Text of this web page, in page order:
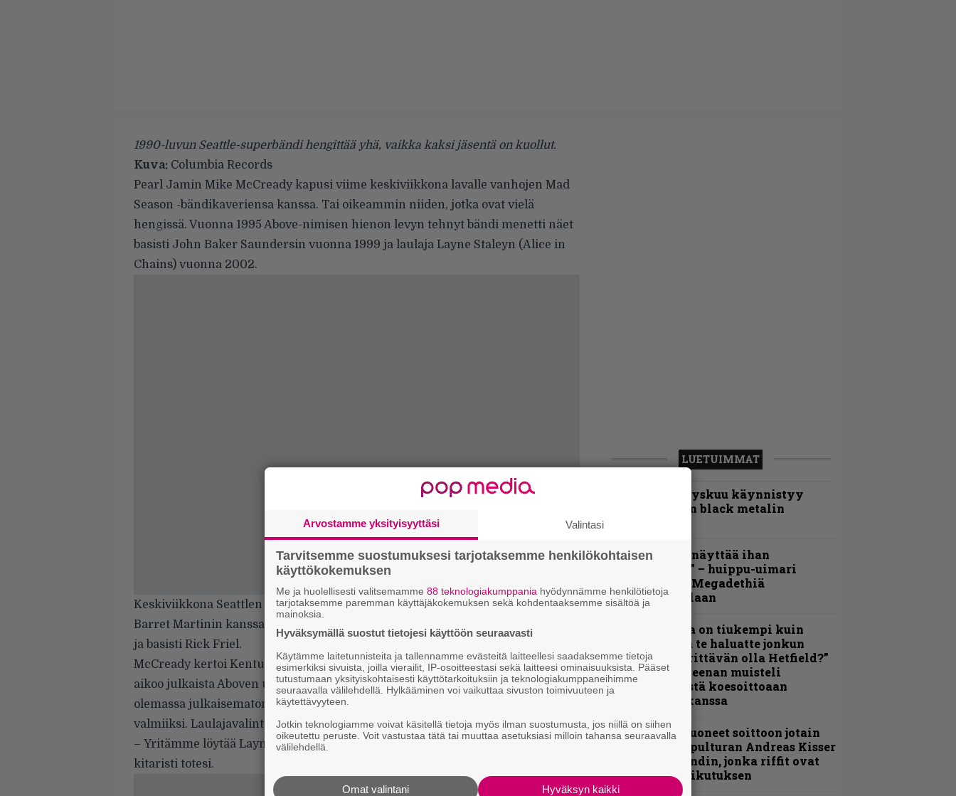
1990-luvun Seattle-superbändi hengittää yhä, vaikka kaksi jäsentä on kuollut.
Kuva: Columbia Records
Pearl Jamin Mike McCready kapusi viime keskiviikkona lavalle vanhojen Mad
Season -bändikaveriensa kanssa. Tai oikeammin niiden, jotka ovat vielä
hengissä. Vuonna 1995 Above-nimisen hienon levyn tehnyt bändi menetti näet
basisti John Baker Saundersin vuonna 1999 ja laulaja Layne Staleyn (Alice in
Chains) vuonna 2002.
Keskiviikkona Seattlen Showboxissa nähtiin McCreadyn jaScreaming Treesin
Barret Martinin kanssa Duff McKagan’s Loadedissa vetänyt laulaja Jeff Rouse
ja basisti Rick Friel.
McCready kertoi Kentuckylaisen radioaseman haastattelussa, että Mad Season
aikoo julkaista Aboven uusiksi tässä kohtapuoliin ja myös livelevyn. On myös
olemassa julkaisematonta materiaalia, jonka McCready haluaisi saattaa
valmiiksi. Laulajavalinta vaan on aika kova ongelma.
– Yritämme löytää Laynen kaliberin laulajia, jotka tekisivät biiseille oikeutta,
kitaristi totesi.
LUETUIMMAT
Espoon syyskuu käynnistyy
kotimaisen black metalin
”Mitalini näyttää ihan
plektralta” – huippu-uimari
jamittelee Megadethiä
palkinnollaan
”Metallica on tiukempi kuin
koskaan ja te haluatte jonkun
nulikan yrittävän olla Hetfield?”
– Pepper Keenan muisteli
ensimmäistä koesoittoaan
hevijätin kanssa
”He ovat tuoneet soittoon jotain
uutta” – Sepulturan Andreas Kisser
nimeää bändin, jonka riffit ovat
tehneet vaikutuksen
Arvostamme yksityisyyttäsi Valintasi
Tarvitsemme suostumuksesi tarjotaksemme henkilökohtaisen
käyttökokemuksen
Me ja huolellisesti valitsemamme 88 teknologiakumppania hyödynnämme henkilötietoja
tarjotaksemme paremman käyttäjäkokemuksen sekä kohdentaaksemme sisältöä ja
mainoksia.
Hyväksymällä suostut tietojesi käyttöön seuraavasti
Käytämme laitetunnisteita ja tallennamme evästeitä laitteellesi saadaksemme tietoja
esimerkiksi sivuista, joilla vierailit, IP-osoitteestasi sekä laitteesi ominaisuuksista. Pääset
tutustumaan yksityiskohtaisesti käyttötarkoituksiin ja teknologiakumppaneihimme
seuraavalla välilehdellä. Hylkääminen voi vaikuttaa sivuston toimivuuteen ja
käytettävyyteen.
Jotkin teknologiamme voivat käsitellä tietoja myös ilman suostumusta, jos niillä on siihen
oikeutettu peruste. Voit vastustaa tätä tai muuttaa asetuksiasi milloin tahansa seuraavalla
välilehdellä.
Hyväksyn kaikki
Omat valintani